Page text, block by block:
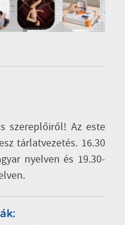
szereplőiről! Az este
tárlatvezetés. 16.30
nyelven és 19.30-